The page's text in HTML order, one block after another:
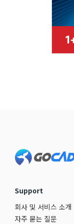
Support
회사 및 서비스 소개
자주 묻는 질문